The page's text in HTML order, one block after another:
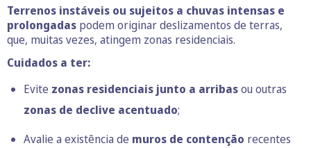
Terrenos instáveis ou sujeitos a chuvas intensas e
prolongadas podem originar deslizamentos de terras,
que, muitas vezes, atingem zonas residenciais.
Cuidados a ter:
Evite zonas residenciais junto a arribasou outras
zonas de declive acentuado;
Avalie a existência de muros de contenção recentes